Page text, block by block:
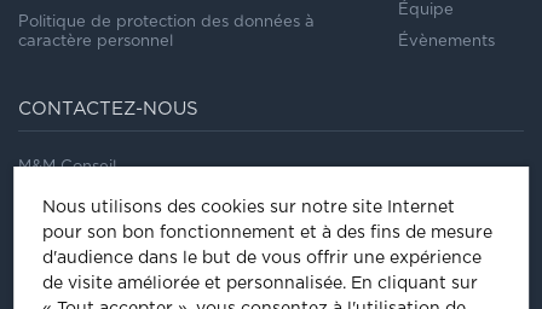
Politique de protection des données à
caractère personnel
Équipe
Évènements
CONTACTEZ-NOUS
M&M Conseil
75007 Paris
:01 44 18 64 60
ÊTRE INVITÉ À NOS ÉVÈNEMENTS
Nous utilisons des cookies sur notre site Internet
pour son bon fonctionnement et à des fins de mesure
d'audience dans le but de vous offrir une expérience
de visite améliorée et personnalisée. En cliquant sur